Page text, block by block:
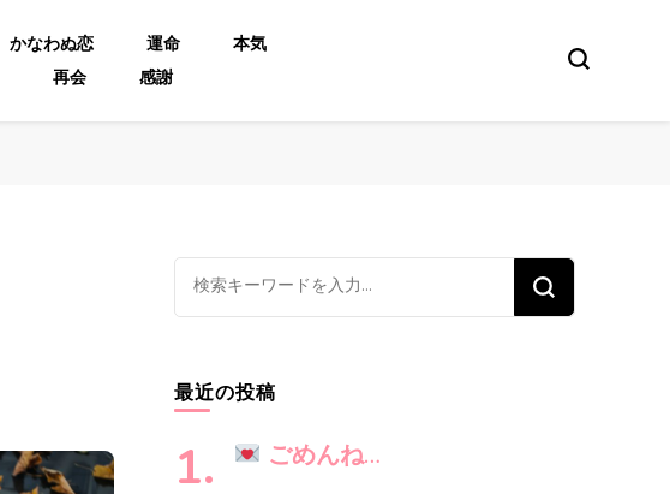
かなわぬ恋 運命
本気
再会 感謝
な
に
お
探
し
で
最近の投稿
ごめんね…